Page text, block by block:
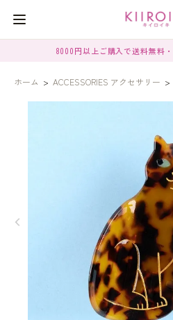
8000円以上ご購入で送料無料
ホーム > ACCESSORIES アクセサリー >